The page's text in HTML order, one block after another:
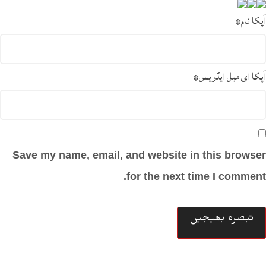
آپکا نام*
آپکا ای میل ایڈریس*
Save my name, email, and website in this browser
for the next time I comment.